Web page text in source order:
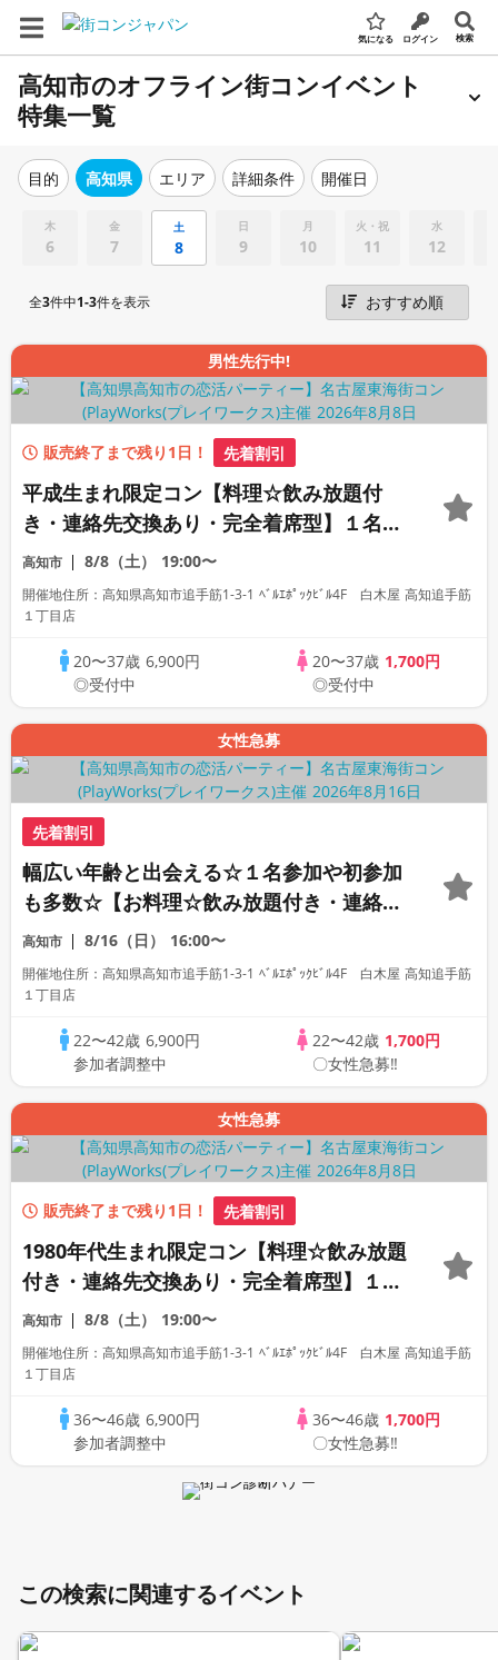
気になる ログイン 検索
高知市のオフライン街コンイベント
特集一覧
目的 高知県 エリア 詳細条件 開催日
木
6
金
7
土
8
日
9
月
10
火・祝
11
水
12
全3件中1-3件を表示
男性先行中!
販売終了まで残り1日！ 先着割引
平成生まれ限定コン【料理☆飲み放題付
き・連絡先交換あり・完全着席型】１名参
加多数・初参加も大歓迎☆
高知市 8/8（土） 19:00〜
開催地住所：高知県高知市追手筋1-3-1 ﾍﾞﾙｴﾎﾟｯｸﾋﾞﾙ4F 白木屋 高知追手筋
１丁目店
20〜37歳 6,900円
◎受付中
20〜37歳 1,700円
◎受付中
女性急募
先着割引
幅広い年齢と出会える☆１名参加や初参加
も多数☆【お料理☆飲み放題付き・連絡先
交換あり・完全着席型】
高知市 8/16（日） 16:00〜
開催地住所：高知県高知市追手筋1-3-1 ﾍﾞﾙｴﾎﾟｯｸﾋﾞﾙ4F 白木屋 高知追手筋
１丁目店
22〜42歳 6,900円
参加者調整中
22〜42歳 1,700円
〇女性急募‼
女性急募
販売終了まで残り1日！ 先着割引
1980年代生まれ限定コン【料理☆飲み放題
付き・連絡先交換あり・完全着席型】１名
参加多数・初参加も大歓迎☆
高知市 8/8（土） 19:00〜
開催地住所：高知県高知市追手筋1-3-1 ﾍﾞﾙｴﾎﾟｯｸﾋﾞﾙ4F 白木屋 高知追手筋
１丁目店
36〜46歳 6,900円
参加者調整中
36〜46歳 1,700円
〇女性急募‼
この検索に関連するイベント